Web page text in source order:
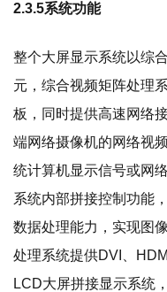
2.3.5系统功能
整个大屏显示系统以综
元，综合视频矩阵处理
板，同时提供高速网络
端网络摄像机的网络视
统计算机显示信号或网
系统内部拼接控制功能
数据处理能力，实现图
处理系统提供DVI、
LCD大屏拼接显示系统